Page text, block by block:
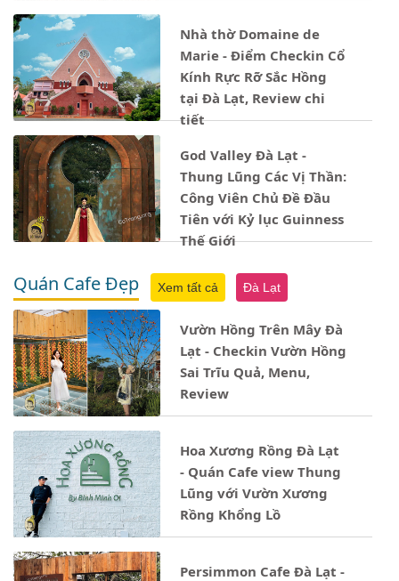
Nhà thờ Domaine de
Marie - Điểm Checkin Cổ
Kính Rực Rỡ Sắc Hồng
tại Đà Lạt, Review chi
tiết
God Valley Đà Lạt -
Thung Lũng Các Vị Thần:
Công Viên Chủ Đề Đầu
Tiên với Kỷ lục Guinness
Thế Giới
Quán Cafe Đẹp Xem tất cả Đà Lạt
Vườn Hồng Trên Mây Đà
Lạt - Checkin Vườn Hồng
Sai Trĩu Quả, Menu,
Review
Hoa Xương Rồng Đà Lạt
- Quán Cafe view Thung
Lũng với Vườn Xương
Rồng Khổng Lồ
Persimmon Cafe Đà Lạt -